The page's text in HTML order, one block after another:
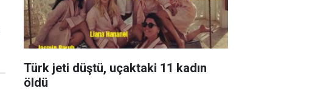
Türk jeti düştü, uçaktaki 11 kadın
öldü